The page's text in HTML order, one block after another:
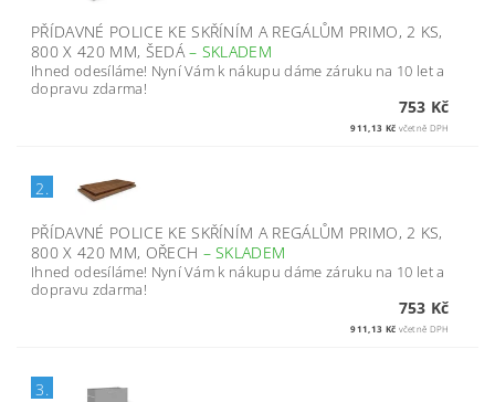
PŘÍDAVNÉ POLICE KE SKŘÍNÍM A REGÁLŮM PRIMO, 2 KS,
800 X 420 MM, ŠEDÁ– SKLADEM
Ihned odesíláme! Nyní Vám k nákupu dáme záruku na 10 let a
dopravu zdarma!
753 Kč
911,13 Kč včetně DPH
2.
PŘÍDAVNÉ POLICE KE SKŘÍNÍM A REGÁLŮM PRIMO, 2 KS,
800 X 420 MM, OŘECH –SKLADEM
Ihned odesíláme! Nyní Vám k nákupu dáme záruku na 10 let a
dopravu zdarma!
753 Kč
911,13 Kč včetně DPH
3.